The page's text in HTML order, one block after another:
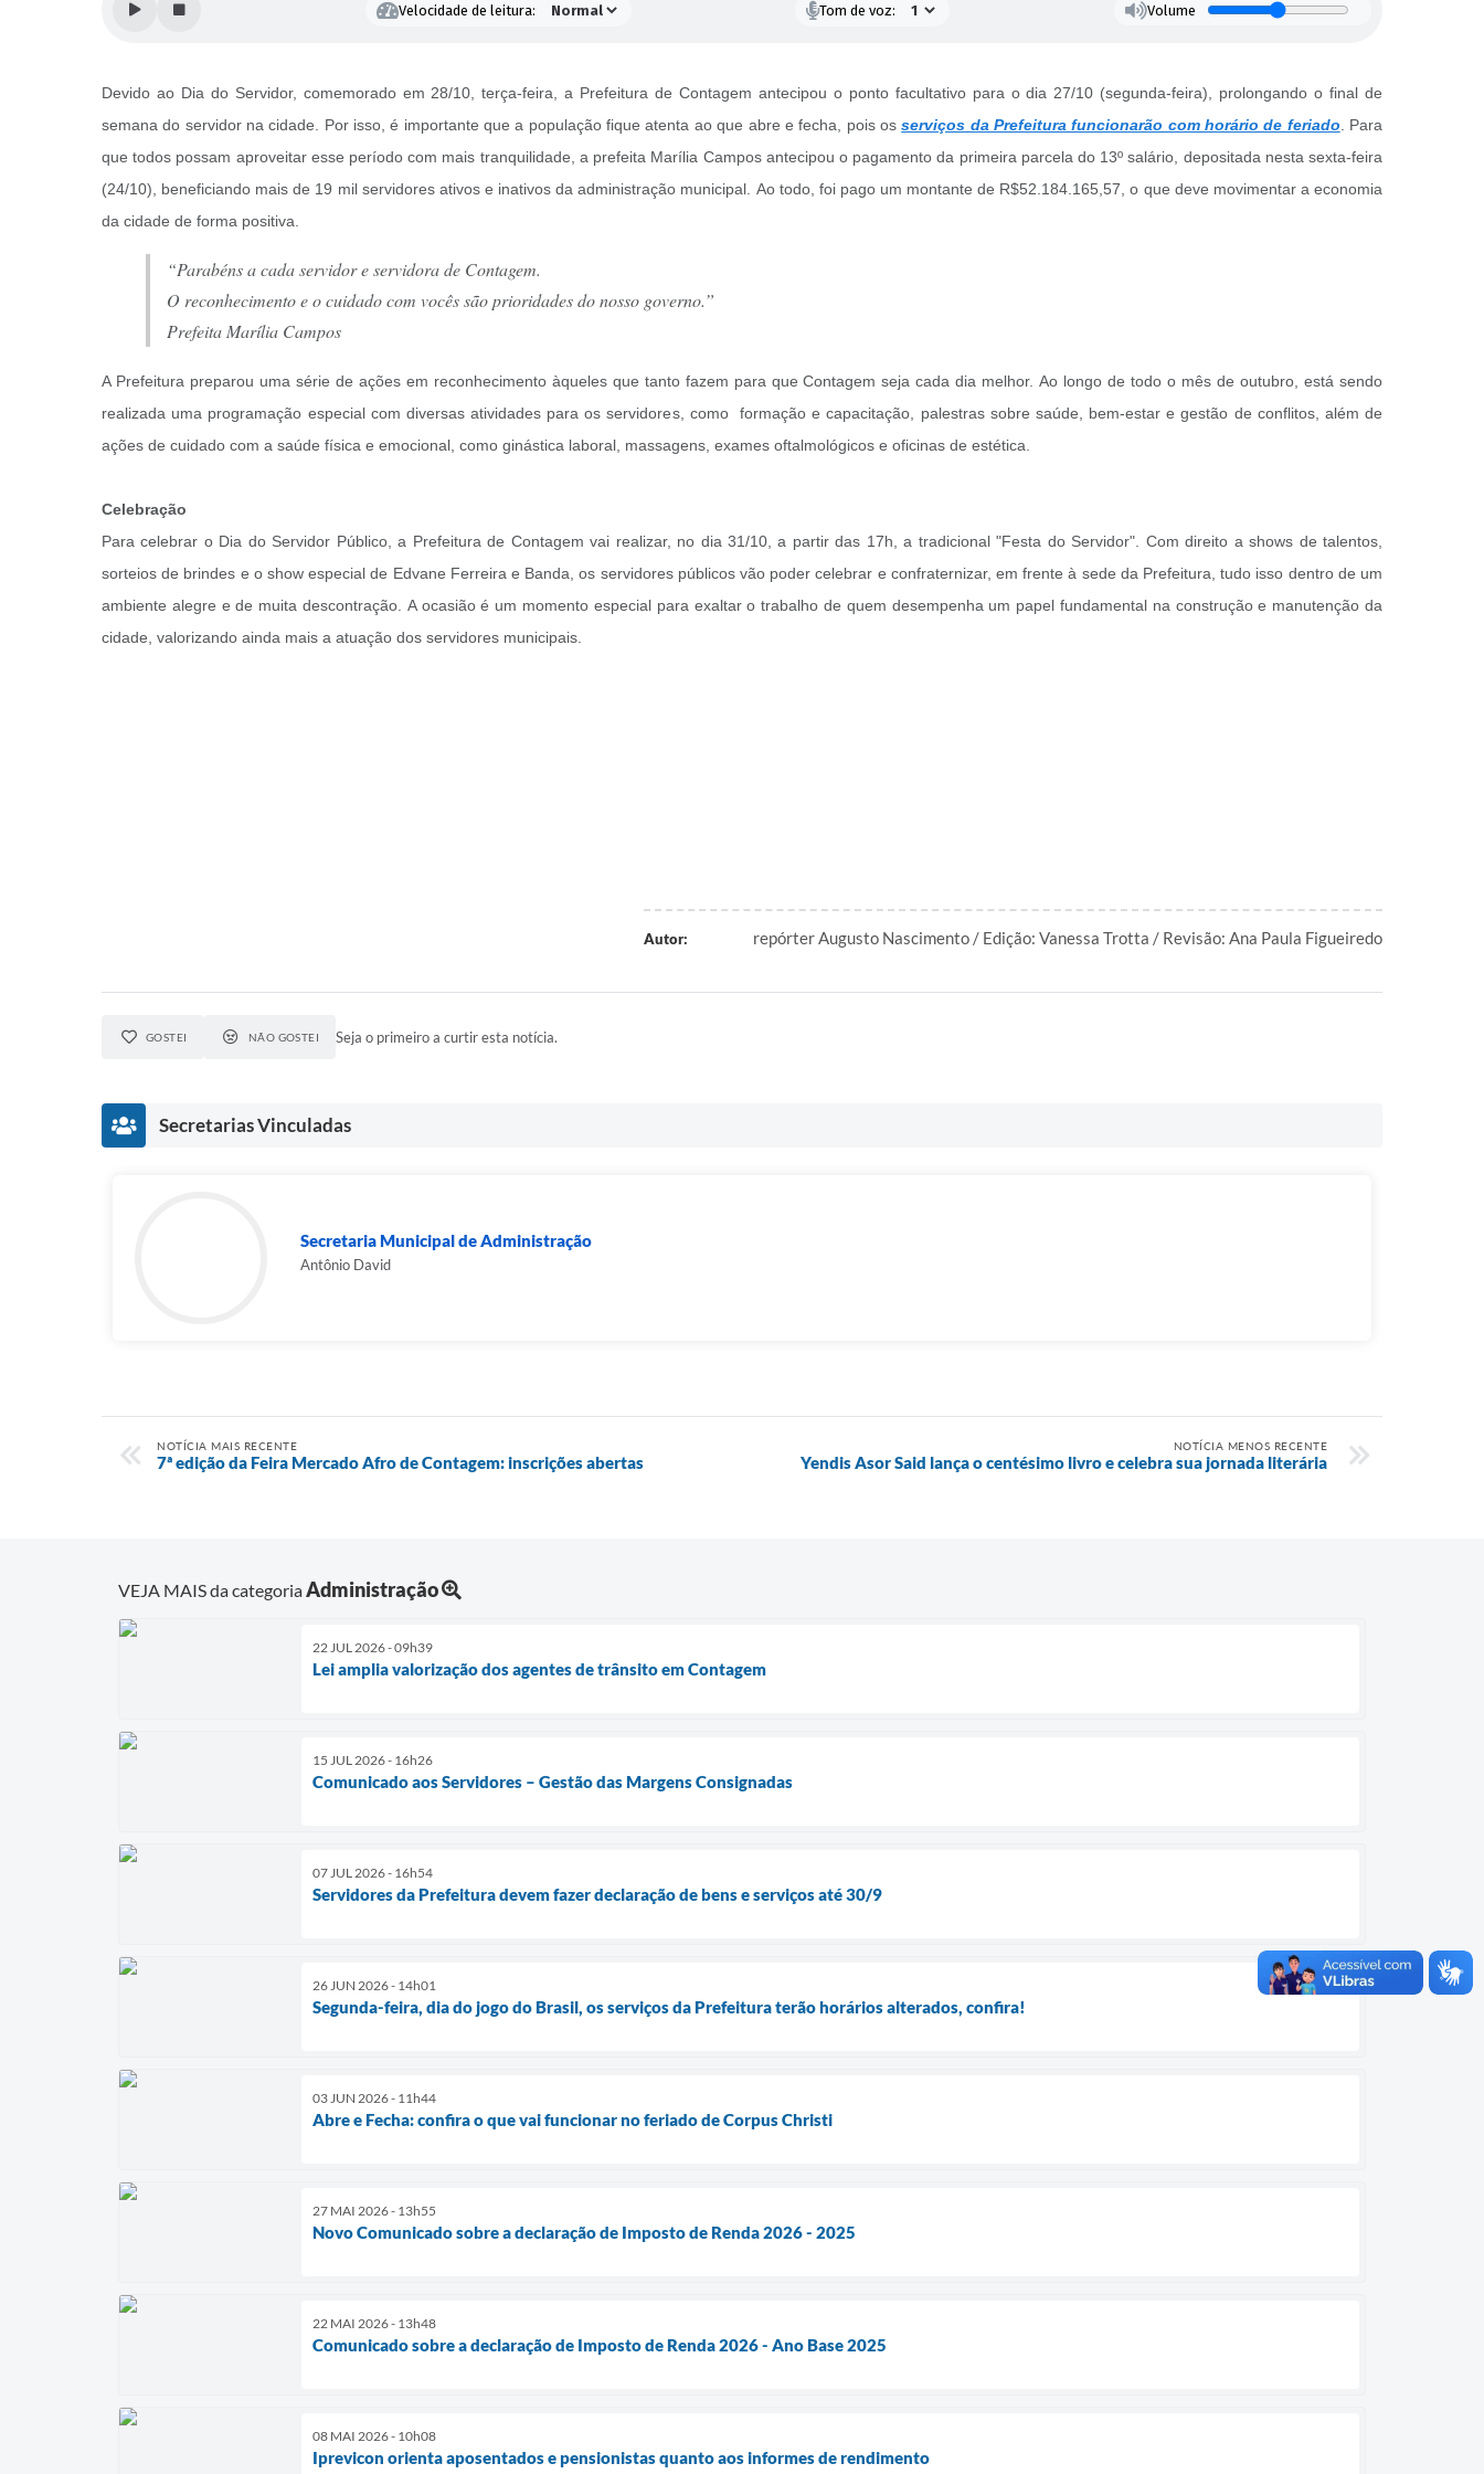
Velocidade de leitura: Tom de voz: Volume
Devido ao Dia do Servidor, comemorado em 28/10, terça-feira, a Prefeitura de Contagem antecipou o ponto facultativo para o dia 27/10 (segunda-feira), prolongando o final de
semana do servidor na cidade. Por isso, é importante que a população fique atenta ao que abre e fecha, pois osserviços da Prefeitura funcionarão com horário de feriado . Para
que todos possam aproveitar esse período com mais tranquilidade, a prefeita Marília Campos antecipou o pagamento da primeira parcela do 13º salário, depositada nesta sexta-feira
(24/10), beneficiando mais de 19 mil servidores ativos e inativos da administração municipal. Ao todo, foi pago um montante de R$52.184.165,57, o que deve movimentar a economia
da cidade de forma positiva.
“Parabéns a cada servidor e servidora de Contagem.
O reconhecimento e o cuidado com vocês são prioridades do nosso governo.”
Prefeita Marília Campos
A Prefeitura preparou uma série de ações em reconhecimento àqueles que tanto fazem para que Contagem seja cada dia melhor.Ao longo de todo o mês de outubro, está sendo
realizada uma programação especial com diversas atividades para os servidores, como formação e capacitação, palestras sobre saúde, bem-estar e gestão de conflitos, além de
ações de cuidado com a saúde física e emocional, como ginástica laboral, massagens, exames oftalmológicos e oficinas de estética.
Celebração
Para celebrar o Dia do Servidor Público, a Prefeitura de Contagem vai realizar, no dia 31/10, a partir das 17h, a tradicional "Festa do Servidor". Com direito a shows de talentos,
sorteios de brindes e o show especial de Edvane Ferreira e Banda, os servidores públicos vão poder celebrar e confraternizar, em frente à sede da Prefeitura, tudo isso dentro de um
ambiente alegre e de muita descontração. A ocasião é um momento especial para exaltar o trabalho de quem desempenha um papel fundamental na construção e manutenção da
cidade, valorizando ainda mais a atuação dos servidores municipais.
Autor: repórter Augusto Nascimento / Edição: Vanessa Trotta / Revisão: Ana Paula Figueiredo
GOSTEI NÃO GOSTEI Seja o primeiro a curtir esta notícia.
Secretarias Vinculadas
Secretaria Municipal de Administração
Antônio David
NOTÍCIA MAIS RECENTE
7ª edição da Feira Mercado Afro de Contagem: inscrições abertas
NOTÍCIA MENOS RECENTE
Yendis Asor Said lança o centésimo livro e celebra sua jornada literária
VEJA MAIS da categoriaAdministração
22 JUL 2026 - 09h39
Lei amplia valorização dos agentes de trânsito em Contagem
15 JUL 2026 - 16h26
Comunicado aos Servidores – Gestão das Margens Consignadas
07 JUL 2026 - 16h54
Servidores da Prefeitura devem fazer declaração de bens e serviços até 30/9
26 JUN 2026 - 14h01
Segunda-feira, dia do jogo do Brasil, os serviços da Prefeitura terão horários alterados, confira!
03 JUN 2026 - 11h44
Abre e Fecha: confira o que vai funcionar no feriado de Corpus Christi
27 MAI 2026 - 13h55
Novo Comunicado sobre a declaração de Imposto de Renda 2026 - 2025
22 MAI 2026 - 13h48
Comunicado sobre a declaração de Imposto de Renda 2026 - Ano Base 2025
08 MAI 2026 - 10h08
Iprevicon orienta aposentados e pensionistas quanto aos informes de rendimento